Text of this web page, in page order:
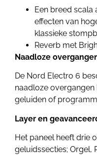
Een breed scala
effecten van
klassieke
Reverb met
Naadloze
De Nord Electro 6
naadloze
geluiden of
Layer en
Het paneel heeft drie
geluidssecties; Orgel,